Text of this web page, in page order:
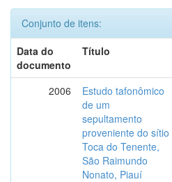
Conjunto de itens:
Data do
documento
Título
2006
Estudo tafonômico
de um
sepultamento
proveniente do sítio
Toca do Tenente,
São Raimundo
Nonato, Piauí